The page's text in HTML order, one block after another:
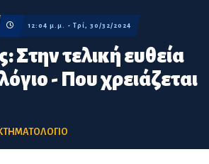
Στην τελική ευθεία
- Που χρειάζεται
12:04 μ.μ. - Τρί, 30/32/2024